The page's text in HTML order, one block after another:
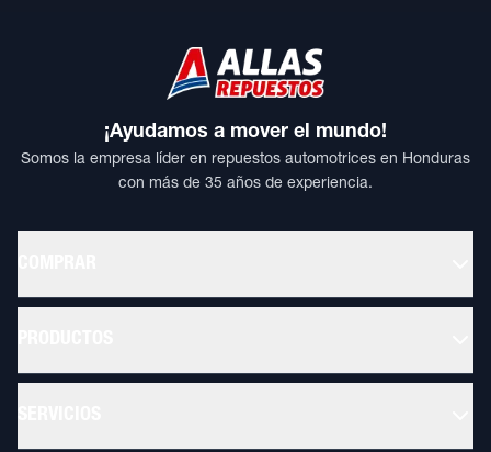
¡Ayudamos a mover el mundo!
Somos la empresa líder en repuestos automotrices en Honduras
con más de 35 años de experiencia.